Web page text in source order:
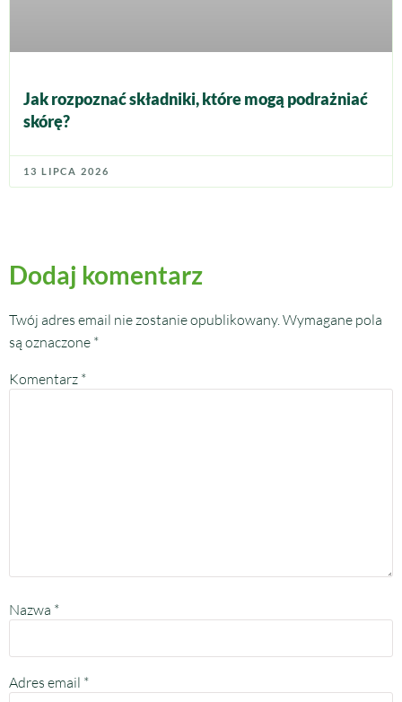
Jak rozpoznać składniki, które mogą podrażniać
skórę?
13 LIPCA 2026
Dodaj komentarz
Twój adres email nie zostanie opublikowany. Wymagane pola
są oznaczone *
Komentarz *
Nazwa *
Adres email *